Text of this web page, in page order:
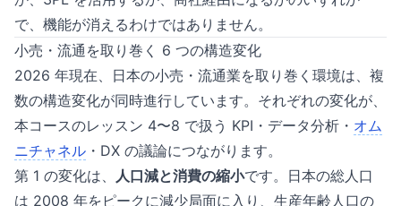
で、機能が消えるわけではありません。
小売・流通を取り巻く 6 つの構造変化
2026 年現在、日本の小売・流通業を取り巻く環境は、複
数の構造変化が同時進行しています。それぞれの変化が、
本コースのレッスン 4〜8 で扱う KPI・データ分析・ オム
ニチャネル ・DX の議論につながります。
第 1 の変化は、 人口減と消費の縮小です。日本の総人口
は 2008 年をピークに減少局面に入り、生産年齢人口の